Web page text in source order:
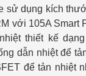
sử dụng kích
với 105A Smart
thiết kế
dẫn nhiệt để
để tản nhiệt